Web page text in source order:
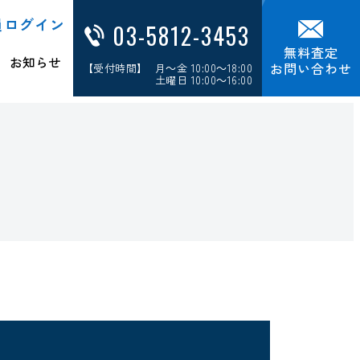
グイン
お知らせ
03-5812-3453
【受付時間】 月～金 10:00～18:00
土曜日 10:00～16:00
無料査定
お問い合わせ